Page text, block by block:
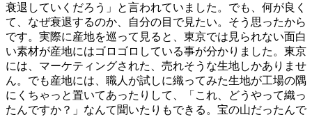
衰退していくだろう」と言われていました。でも、何が良く
て、なぜ衰退するのか、自分の目で見たい。そう思ったから
です。実際に産地を巡って見ると、東京では見られない面白
い素材が産地にはゴロゴロしている事が分かりました。東京
には、マーケティングされた、売れそうな生地しかありませ
ん。でも産地には、職人が試しに織ってみた生地が工場の隅
にくちゃっと置いてあったりして、「これ、どうやって織っ
たんですか？」なんて聞いたりもできる。宝の山だったんで